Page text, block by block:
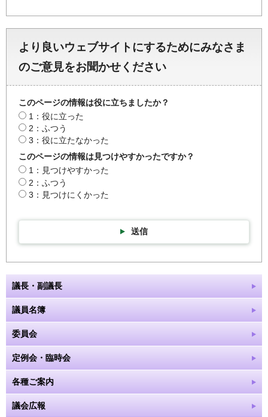
より良いウェブサイトにするためにみなさま
のご意見をお聞かせください
このページの情報は役に立ちましたか？
1：役に立った
2：ふつう
3：役に立たなかった
このページの情報は見つけやすかったですか？
1：見つけやすかった
2：ふつう
3：見つけにくかった
送信
議長・副議長
議員名簿
委員会
定例会・臨時会
各種ご案内
議会広報